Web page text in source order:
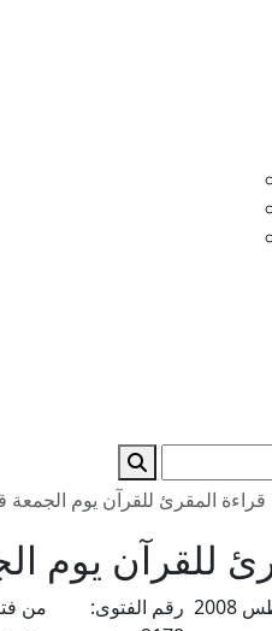
قراءة المقرئ للقرآن يوم الجمعة
للقرآن يوم
24 أغسطس 2008 رقم الفتوى:
من